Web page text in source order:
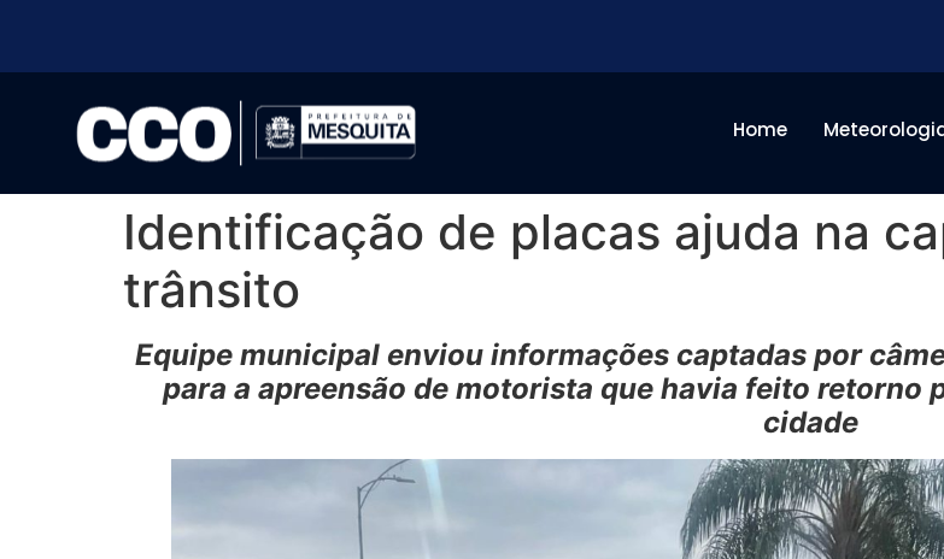
Home
Identificação de placas ajuda na
trânsito
Equipe municipal enviou informações captadas por
para a apreensão de motorista que havia feito
cidade